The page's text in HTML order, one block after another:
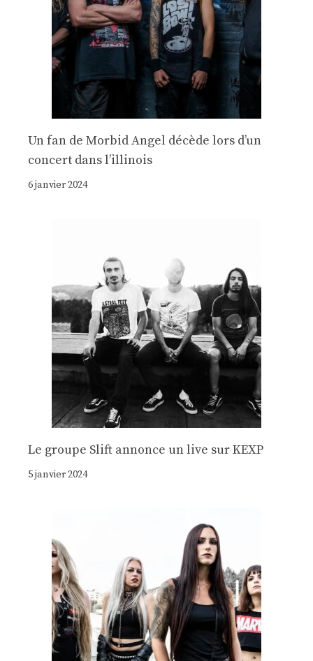
Un fan de Morbid Angel décède lors d’un
concert dans l’illinois
6 janvier 2024
Le groupe Slift annonce un live sur KEXP
5 janvier 2024